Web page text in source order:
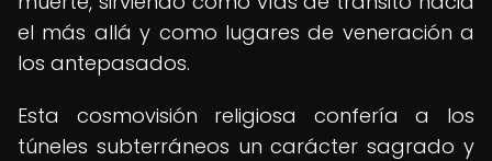
el más allá y como lugares de veneración a
los antepasados.
Esta cosmovisión religiosa confería a los
túneles subterráneos un carácter sagrado y